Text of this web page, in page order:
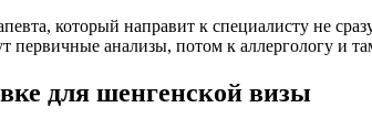
который направит к специалисту не
первичные анализы, потом к аллергологу и
для шенгенской визы